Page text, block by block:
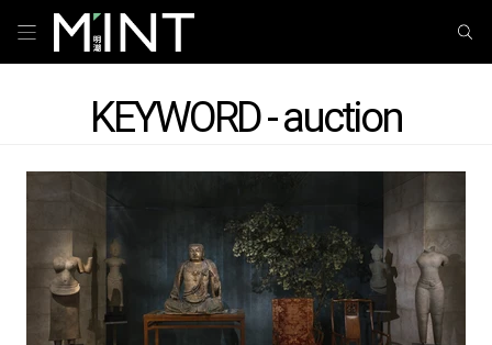
KEYWORD - auction